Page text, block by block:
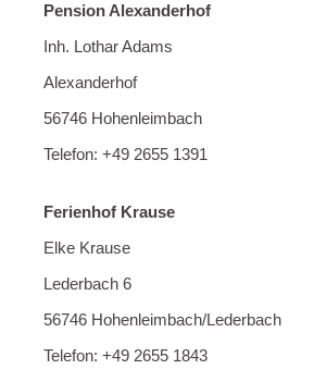
Pension Alexanderhof
Inh. Lothar Adams
Alexanderhof
56746 Hohenleimbach
Telefon: +49 2655 1391
Ferienhof Krause
Elke Krause
Lederbach 6
56746 Hohenleimbach/Lederbach
Telefon: +49 2655 1843